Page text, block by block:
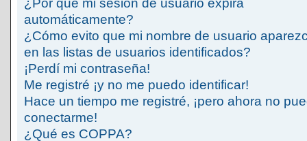
¿Por qué mi sesión de usuario expira
automáticamente?
¿Cómo evito que mi nombre de usuario
en las listas de usuarios identificados?
¡Perdí mi contraseña!
Me registré ¡y no me puedo identificar!
Hace un tiempo me registré, ¡pero ahora no
conectarme!
¿Qué es COPPA?